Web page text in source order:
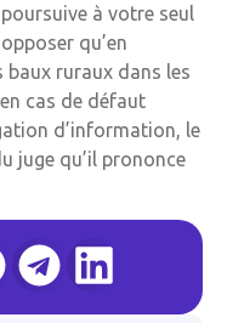
à votre seul
qu’en
ruraux dans les
cas de défaut
d’information, le
juge qu’il prononce